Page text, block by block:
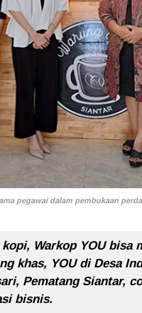
pegawai dalam pembukaan
Warkop YOU bisa
khas, YOU di Desa
Pematang Siantar,
bisnis.